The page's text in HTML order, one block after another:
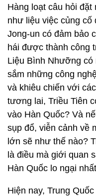
Hàng loạt câu hỏi
như liệu việc củng cố
Jong-un có đảm bảo
hái được thành công
Liệu Bình Nhưỡng
sắm những công
và khiêu chiến với
tương lai, Triều Tiên
vào Hàn Quốc? Và
sụp đổ, viễn cảnh về
lớn sẽ như thế nào?
là điều mà giới quan
Hàn Quốc lo ngại
Hiện nay, Trung